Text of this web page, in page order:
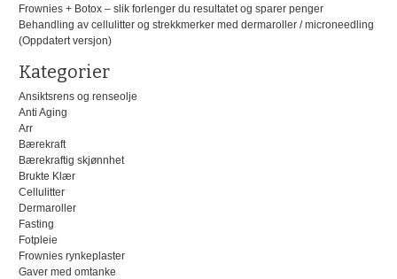
Frownies + Botox – slik forlenger du resultatet og sparer penger
Behandling av cellulitter og strekkmerker med dermaroller / microneedling
(Oppdatert versjon)
Kategorier
Ansiktsrens og renseolje
Anti Aging
Arr
Bærekraft
Bærekraftig skjønnhet
Brukte Klær
Cellulitter
Dermaroller
Fasting
Fotpleie
Frownies rynkeplaster
Gaver med omtanke